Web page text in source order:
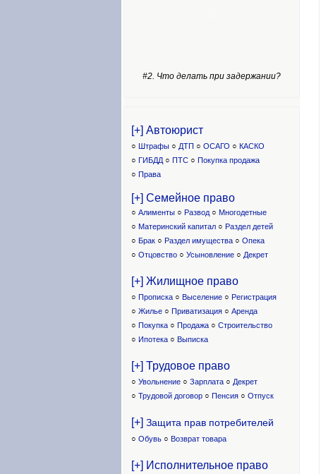
#2. Что делать при задержании?
[+] Автоюрист
○ Штрафы ○ ДТП ○ ОСАГО ○ КАСКО
○ ГИБДД ○ ПТС ○ Покупка продажа
○ Права
[+] Семейное право
○ Алименты ○ Развод ○ Многодетные
○ Материнский капитал ○ Раздел детей
○ Брак ○ Раздел имущества ○ Опека
○ Отцовство ○ Усыновление ○ Декрет
[+] Жилищное право
○ Прописка ○ Выселение ○ Регистрация
○ Жилье ○ Приватизация ○ Аренда
○ Покупка ○ Продажа ○ Строительство
○ Ипотека ○ Выписка
[+] Трудовое право
○ Увольнение ○ Зарплата ○ Декрет
○ Трудовой договор ○ Пенсия ○ Отпуск
[+] Защита прав потребителей
○ Обувь ○ Возврат товара
[+] Исполнительное право